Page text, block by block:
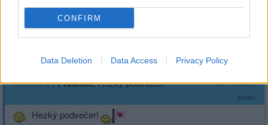
CONFIRM
Data Deletion Data Access Privacy Policy
Přihlásit se a odpovědět
Reklama
Smazaný|Předmět:Hezký podvečer! 17.11.23 15:45:28|
#5080
Hezký podvečer!